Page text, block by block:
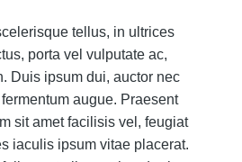
tellus, in ultrices
porta vel vulputate ac,
Duis ipsum dui, auctor nec
augue. Praesent
sit amet facilisis vel, feugiat
iaculis ipsum vitae placerat.